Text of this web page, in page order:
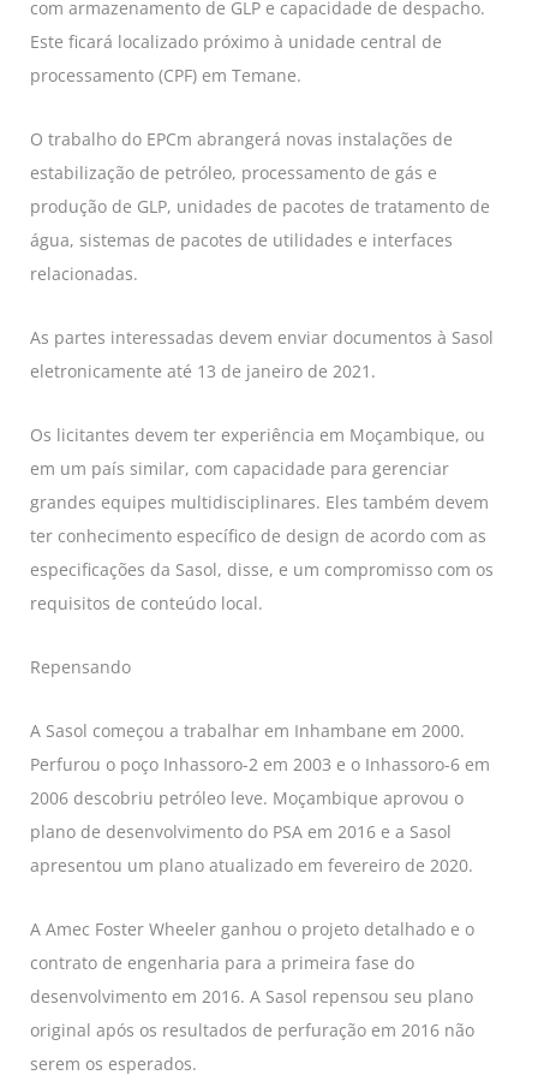
com armazenamento de GLP e capacidade de despacho.
Este ficará localizado próximo à unidade central de
processamento (CPF) em Temane.
O trabalho do EPCm abrangerá novas instalações de
estabilização de petróleo, processamento de gás e
produção de GLP, unidades de pacotes de tratamento de
água, sistemas de pacotes de utilidades e interfaces
relacionadas.
As partes interessadas devem enviar documentos à Sasol
eletronicamente até 13 de janeiro de 2021.
Os licitantes devem ter experiência em Moçambique, ou
em um país similar, com capacidade para gerenciar
grandes equipes multidisciplinares. Eles também devem
ter conhecimento específico de design de acordo com as
especificações da Sasol, disse, e um compromisso com os
requisitos de conteúdo local.
Repensando
A Sasol começou a trabalhar em Inhambane em 2000.
Perfurou o poço Inhassoro-2 em 2003 e o Inhassoro-6 em
2006 descobriu petróleo leve. Moçambique aprovou o
plano de desenvolvimento do PSA em 2016 e a Sasol
apresentou um plano atualizado em fevereiro de 2020.
A Amec Foster Wheeler ganhou o projeto detalhado e o
contrato de engenharia para a primeira fase do
desenvolvimento em 2016. A Sasol repensou seu plano
original após os resultados de perfuração em 2016 não
serem os esperados.